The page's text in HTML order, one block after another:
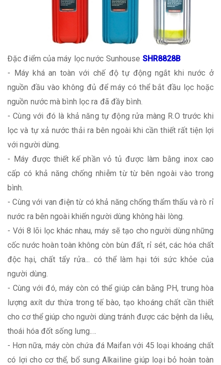
Đặc điểm của máy lọc nước Sunhouse SHR8828B
- Máy khá an toàn với chế độ tự động ngắt khi nước ở
nguồn đầu vào không đủ để máy có thể bắt đầu lọc hoặc
nguồn nước mà bình lọc ra đã đầy bình.
- Cùng với đó là khả năng tự động rửa màng R.O trước khi
lọc và tự xả nước thải ra bên ngoài khi cần thiết rất tiện lợi
với người dùng.
- Máy được thiết kế phần vỏ tủ được làm bằng inox cao
cấp có khả năng chống nhiễm từ từ bên ngoài vào trong
bình.
- Cùng với van điện từ có khả năng chống thẩm thấu và rò rỉ
nước ra bên ngoài khiến người dùng không hài lòng.
- Với 8 lõi lọc khác nhau, máy sẽ tạo cho người dùng những
cốc nước hoàn toàn không còn bùn đất, rỉ sét, các hóa chất
độc hại, chất tẩy rửa... có thể làm hại tới sức khỏe của
người dùng.
- Cùng với đó, máy còn có thể giúp cân bằng PH, trung hòa
lượng axít dư thừa trong tế bào, tạo khoáng chất cần thiết
cho cơ thể giúp cho người dùng tránh được các bệnh da liễu,
thoái hóa đốt sống lưng....
- Hơn nữa, máy còn chứa đá Maifan với 45 loại khoáng chất
có lợi cho cơ thể, bổ sung Alkailine giúp loại bỏ hoàn toàn